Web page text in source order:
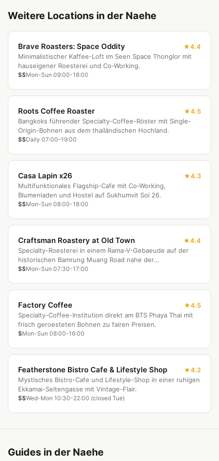
Weitere Locations in der Naehe
Brave Roasters: Space Oddity
4.4
Minimalistischer Kaffee-Loft im Seen Space Thonglor mit
hauseigener Roesterei und Co-Working.
$$Mon-Sun 09:00-18:00
Roots Coffee Roaster
4.5
Bangkoks führender Specialty-Coffee-Röster mit Single-
Origin-Bohnen aus dem thailändischen Hochland.
$$Daily 07:00–19:00
Casa Lapin x26
4.3
Multifunktionales Flagship-Cafe mit Co-Working,
Blumenladen und Hostel auf Sukhumvit Soi 26.
$$Mon-Sun 08:00-18:00
Craftsman Roastery at Old Town
4.4
Specialty-Roesterei in einem Rama-V-Gebaeude auf der
historischen Bamrung Muang Road nahe der
Riesenschaukel.
$$Mon-Sun 07:30-17:00
Factory Coffee
4.5
Specialty-Coffee-Institution direkt am BTS Phaya Thai mit
frisch geroesteten Bohnen zu fairen Preisen.
$Mon-Sun 08:00-16:00
Featherstone Bistro Cafe & Lifestyle Shop
4.2
Mystisches Bistro-Cafe und Lifestyle-Shop in einer ruhigen
Ekkamai-Seitengasse mit Vintage-Flair.
$$Wed-Mon 10:30-22:00 (closed Tue)
Guides in der Naehe